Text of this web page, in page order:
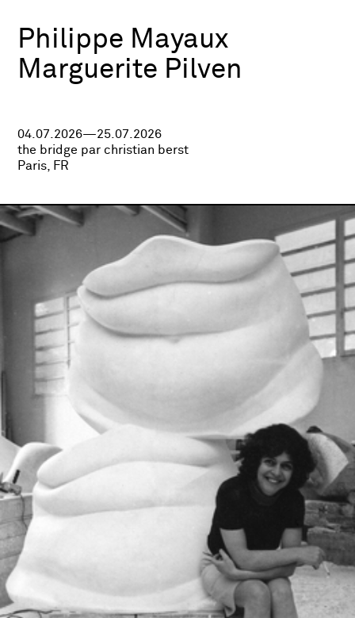
Philippe Mayaux
Marguerite Pilven
04.07.2026—25.07.2026
the bridge par christian berst
Paris, FR